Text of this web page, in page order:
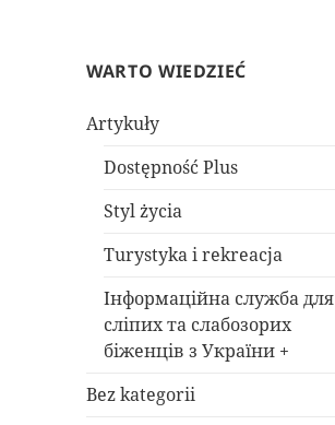
WARTO WIEDZIEĆ
Artykuły
Dostępność Plus
Styl życia
Turystyka i rekreacja
Інформаційна служба для
сліпих та слабозорих
біженців з України +
Bez kategorii